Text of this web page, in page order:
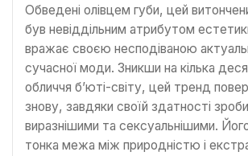
Обведені олівцем губи, цей
був невіддільним атрибутом
вражає своєю несподіваною
сучасної моди. Зникши на кілька
обличчя б’юті-світу, цей тренд
знову, завдяки своїй здатності
виразнішими та сексуальнішими.
тонка межа між природністю і